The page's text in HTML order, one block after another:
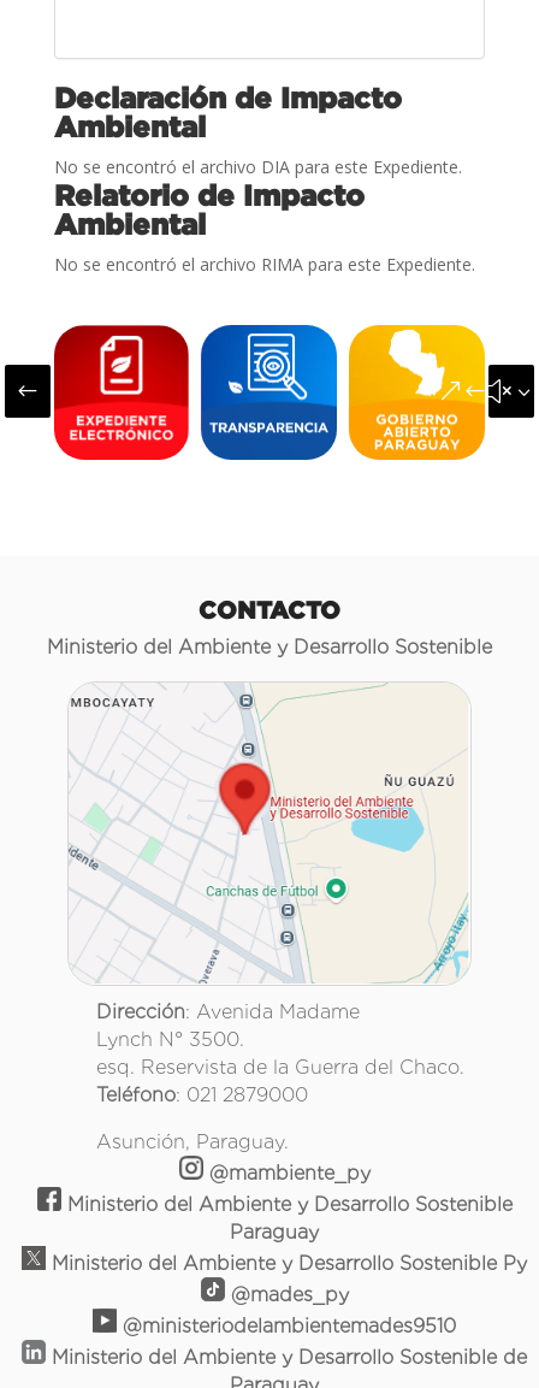
Declaración de Impacto
Ambiental
No se encontró el archivo DIA para este Expediente.
Relatorio de Impacto
Ambiental
No se encontró el archivo RIMA para este Expediente.
#
CONTACTO
Ministerio del Ambiente y Desarrollo Sostenible
Dirección: Avenida Madame
Lynch N° 3500.
esq. Reservista de la Guerra del Chaco.
Teléfono: 021 2879000
Asunción, Paraguay.
@mambiente_py
Ministerio del Ambiente y Desarrollo Sostenible
Paraguay
Ministerio del Ambiente y Desarrollo Sostenible Py
@mades_py
@ministeriodelambientemades9510
Ministerio del Ambiente y Desarrollo Sostenible de